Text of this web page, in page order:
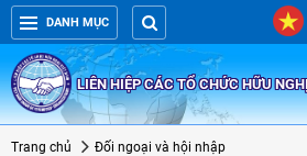
DANH MỤC
LIÊN HIỆP CÁC TỔ CHỨC HỮU
Trang chủ Đối ngoại và hội nhập